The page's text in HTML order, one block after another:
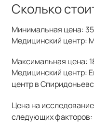
Сколько
Минимальная цена:
Медицинский центр:
Максимальная цена:
Медицинский центр:
центр в
Цена на
следующих факторов: